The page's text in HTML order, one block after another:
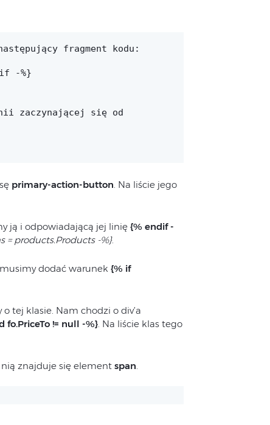
fragment kodu:
-%}
zaczynającej się od
primary-action-button. Na liście jego
ją i odpowiadającą jej linię {% endif -
= products.Products -%}.
dodać warunek {% if
o tej klasie. Nam chodzi o div’a
fo.PriceTo != null -%}. Na liście klas tego
nią znajduje się element span.